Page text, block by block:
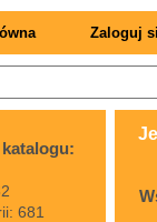
Zaloguj
681